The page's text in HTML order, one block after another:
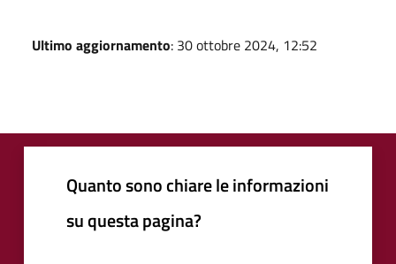
Ultimo aggiornamento: 30 ottobre 2024, 12:52
Quanto sono chiare le informazioni
su questa pagina?